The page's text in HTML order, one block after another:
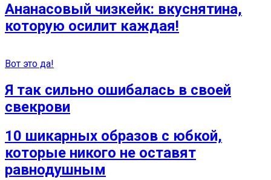
Ананасовый чизкейк: вкуснятина,
которую осилит каждая!
Вот это да!
Я так сильно ошибалась в своей
свекрови
10 шикарных образов с юбкой,
которые никого не оставят
равнодушным